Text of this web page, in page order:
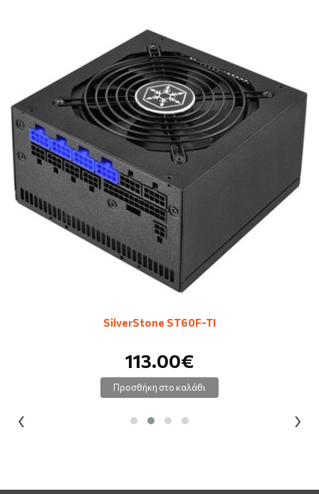
SilverStone ST60F-TI
113.00€
Προσθήκη στο καλάθι
‹ ›